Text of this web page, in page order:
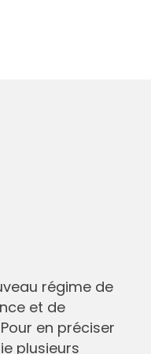
régime de
et de
en préciser
plusieurs